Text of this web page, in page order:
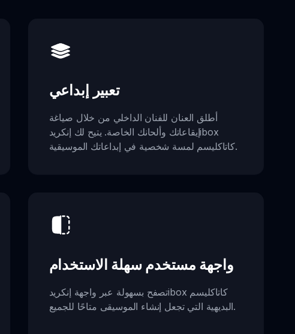
تعبير إبداعي
أطلق العنان للفنان الداخلي من خلال صياغة
إيقاعاتك وألحانك الخاصة. يتيح لك إنكريدibox
كاتاكليسم لمسة شخصية في إبداعاتك الموسيقية.
واجهة مستخدم سهلة الاستخدام
تصفح بسهولة عبر واجهة إنكريدibox كاتاكليسم
البديهية التي تجعل إنشاء الموسيقى متاحًا للجميع.